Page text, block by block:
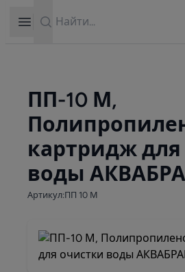
Open sidebar
ПП-10 М,
картридж
воды
Артикул:ПП 10 М